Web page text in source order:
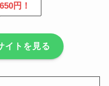
円！
イトを見る